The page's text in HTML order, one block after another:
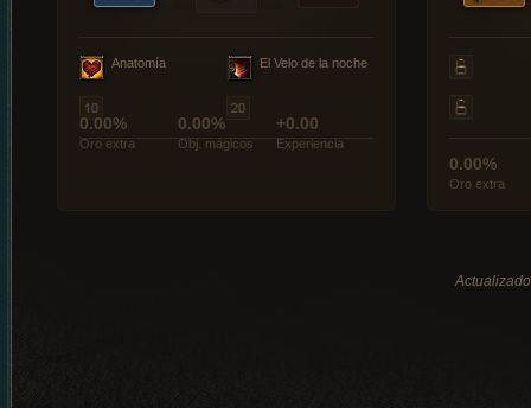
Anatomía El Velo de la noche
0.00%
Oro extra
0.00%
Obj. mágicos
+0.00
Experiencia
0.00%
Oro extra